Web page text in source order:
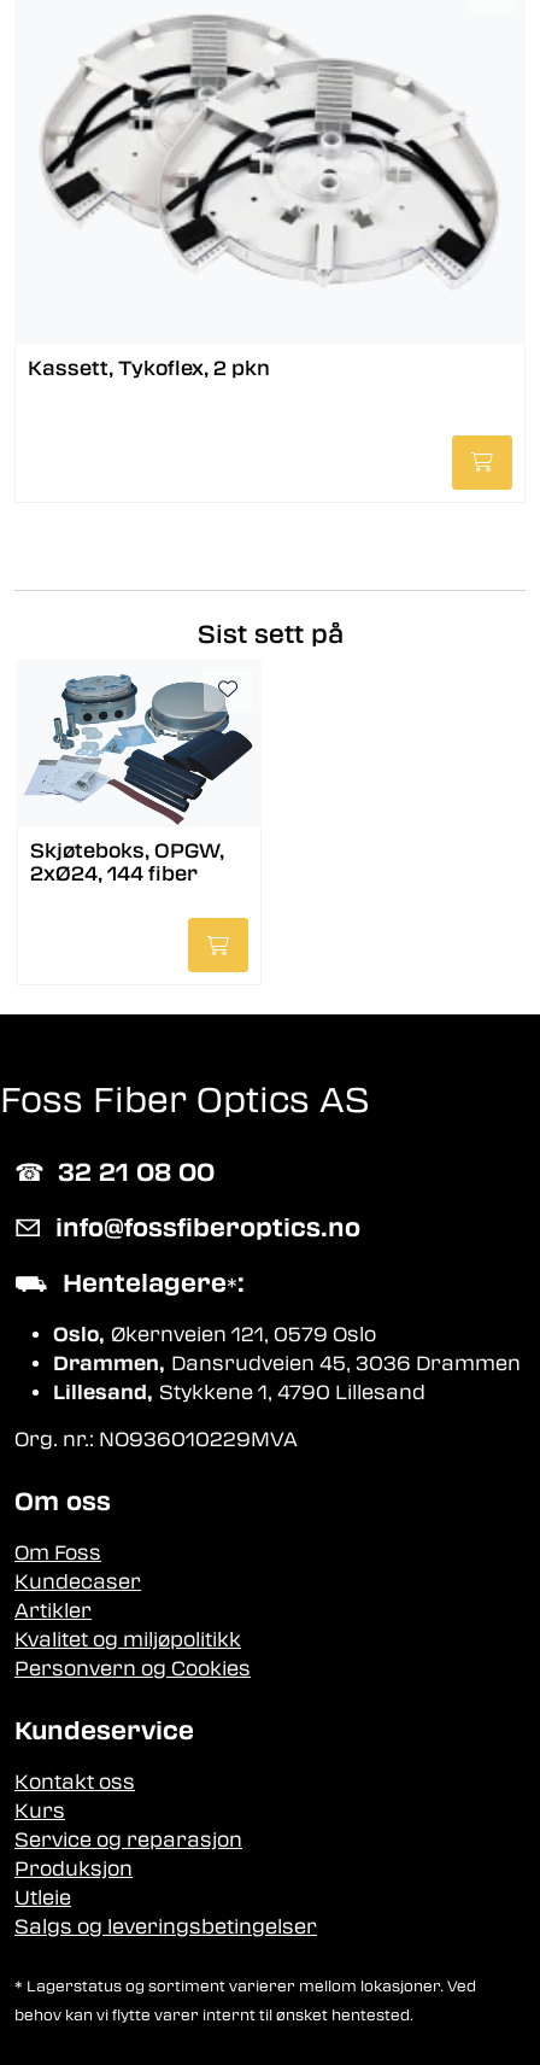
Kassett, Tykoflex, 2 pkn
Sist sett på
Skjøteboks, OPGW,
2xØ24, 144 fiber
Foss Fiber Optics AS
☎︎ 32 21 08 00
✉ info@fossfiberoptics.no
⛟ Hentelagere*:
Oslo, Økernveien 121, 0579 Oslo
Drammen, Dansrudveien 45, 3036 Drammen
Lillesand, Stykkene 1, 4790 Lillesand
Org. nr.: NO936010229MVA
Om oss
Om Foss
Kundecaser
Artikler
Kvalitet og miljøpolitikk
Personvern og Cookies
Kundeservice
Kontakt oss
Kurs
Service og reparasjon
Produksjon
Utleie
Salgs og leveringsbetingelser
* Lagerstatus og sortiment varierer mellom lokasjoner. Ved
behov kan vi flytte varer internt til ønsket hentested.